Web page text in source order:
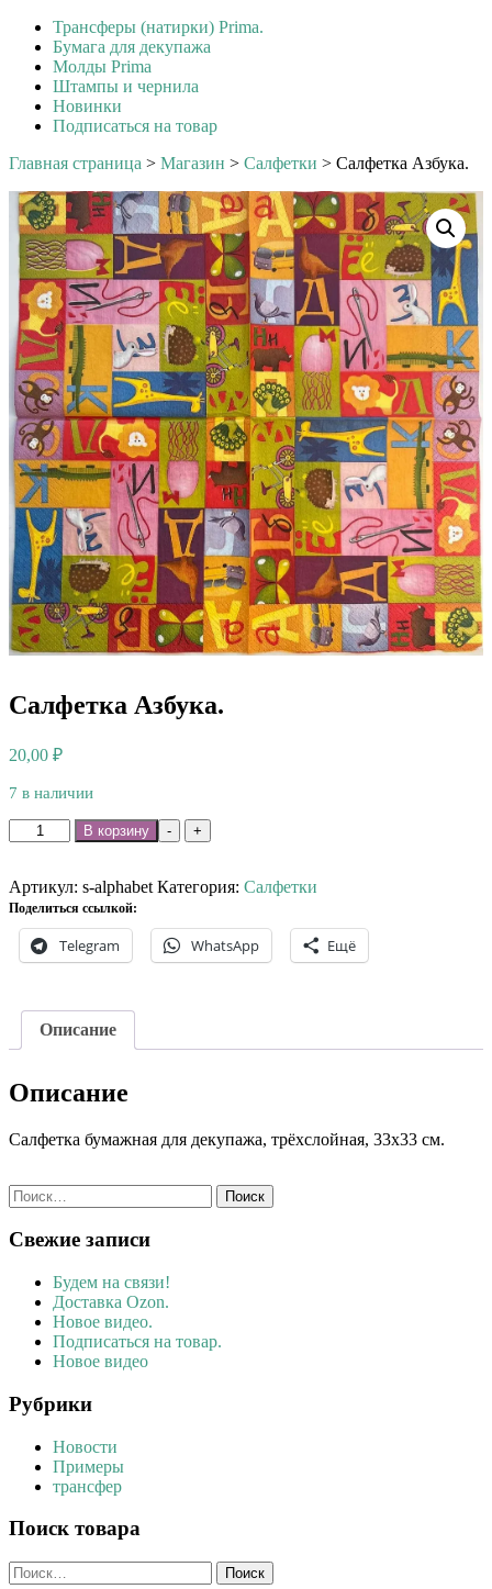
Трансферы (натирки) Prima.
Бумага для декупажа
Молды Prima
Штампы и чернила
Новинки
Подписаться на товар
Главная страница > Магазин > Салфетки > Салфетка Азбука.
Салфетка Азбука.
20,00 ₽
7 в наличии
-
Количество
товара
Азбука.
+
В корзину
Артикул: s-alphabet Категория: Салфетки
Поделиться ссылкой:
Telegram WhatsApp Ещё
Описание
Описание
Салфетка бумажная для декупажа, трёхслойная, 33х33 см.
Найти:
Свежие записи
Будем на связи!
Доставка Ozon.
Новое видео.
Подписаться на товар.
Новое видео
Рубрики
Новости
Примеры
трансфер
Поиск товара
Найти: